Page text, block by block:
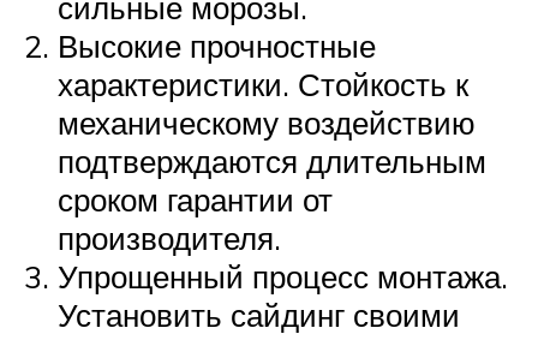
Высокие прочностные
характеристики. Стойкость к
механическому воздействию
подтверждаются длительным
сроком гарантии от
производителя.
Упрощенный процесс монтажа.
Установить сайдинг своими